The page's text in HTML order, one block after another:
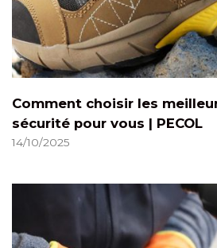
Comment choisir les
sécurité pour vous | PECOL
14/10/2025